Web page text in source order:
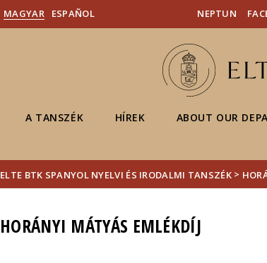
MAGYAR ESPAÑOL NEPTUN
A TANSZÉK HÍREK ABOUT OUR
ELTE BTK SPANYOL NYELVI ÉS IRODALMI TANSZÉK >
HORÁNYI MÁTYÁS EMLÉKDÍJ